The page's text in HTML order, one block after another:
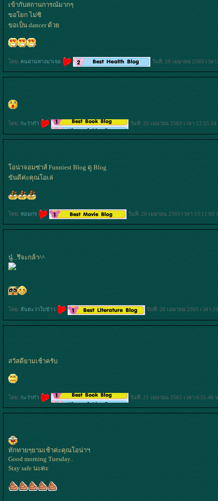
เข้ากับสถานการณ์มากๆ
ขอโยก ไม่ซิ
ขอเป็น dancer ด้ว
ดย: คนผ่านทางมาเจอ วันที่: 20 เมษายน 2563 เวล
ดย: กะว่าก๋า วันที่: 20 เมษายน 2563 เวลา
อน่าจอมซ่าส์ Funniest Blog ดู Blog
ขันดีค่ะคุณโอเล่
ดย: หอมกร วันที่: 20 เมษายน 2563 เวลา:13:11:03
นู๋...รึจะกล้า^^
ดย: สันตะวาใบข้าว วันที่: 20 เมษายน 2563 เวลา
สวัสดียามเช้าครับ
ดย: กะว่าก๋า วันที่: 21 เมษายน 2563 เวลา:6:51:46
ทักทายๆยามเช้าค่ะคุณโอน่าฯ
Good morning Tuesday..
Stay safe นะคะ